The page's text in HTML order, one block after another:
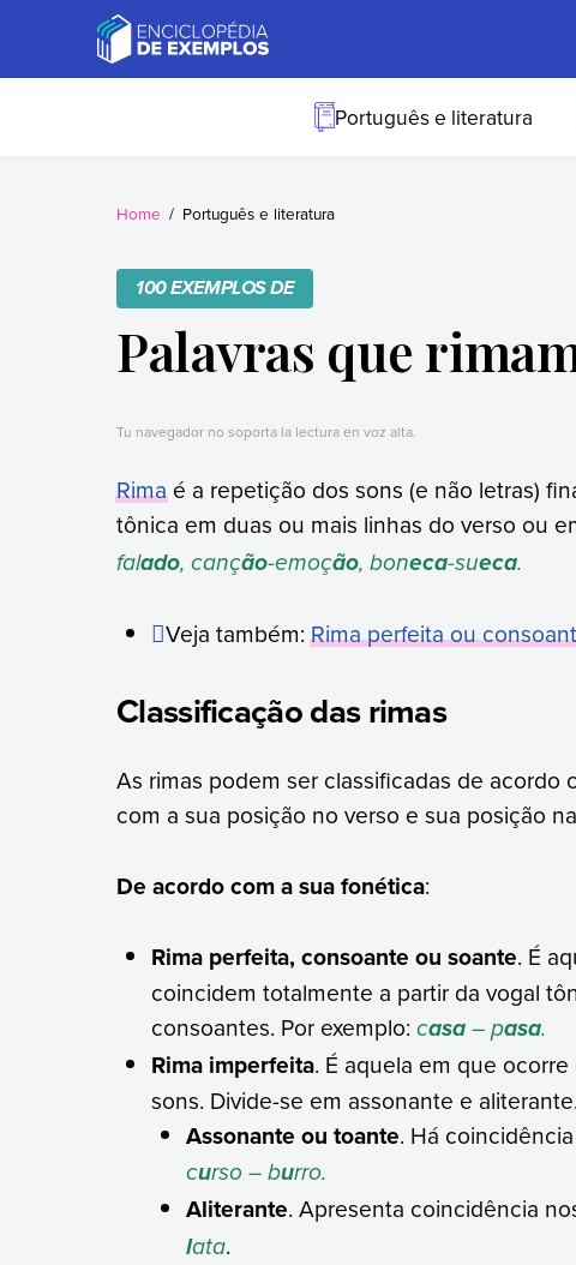
Exemplos
Precisa de
Português e literatura
Home Português e literatura
100 EXEMPLOS DE
Palavras que
Tu navegador no soporta la lectura en voz alta.
Rimaé a repetição dos sons (e não letras)
tônica em duas ou mais linhas do verso ou
falado, canção-emoção, boneca-sueca.
Veja também:Rima perfeita ou
Classificação das rimas
As rimas podem ser classificadas de acordo
com a sua posição no verso e sua posição
De acordo com a sua fonética:
Rima perfeita, consoante ou soante. É
coincidem totalmente a partir da vogal
consoantes. Por exemplo:casa – pasa.
Rima imperfeita. É aquela em que
sons. Divide-se em assonante e aliterante.
Assonante ou toante. Há
curso – burro.
Aliterante. Apresenta coincidência
lata.